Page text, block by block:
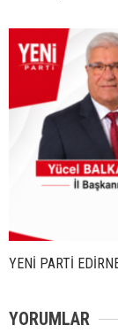
YENİ PARTİ
YORUMLAR